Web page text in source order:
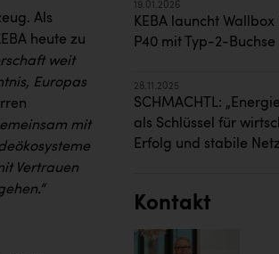
Als
heute zu
weit
Europas
mit
Vertrauen
19.01.2026
KEBA launcht
P40 mit Typ-2-Buchse
28.11.2025
SCHMACHTL:
als Schlüssel für
Erfolg und stabile
Kontakt